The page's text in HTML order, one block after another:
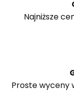
Najniższe
Proste wyceny